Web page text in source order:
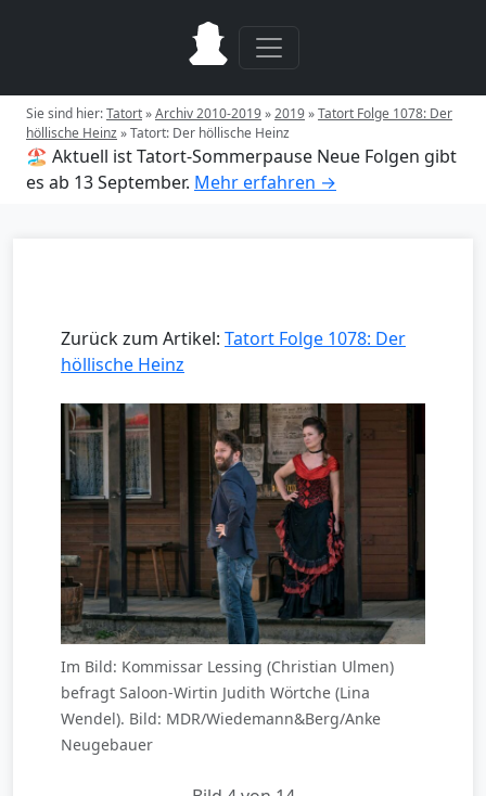
Sie sind hier:Tatort»Archiv 2010-2019»2019»Tatort Folge 1078: Der
höllische Heinz»Tatort: Der höllische Heinz
🏖️ Aktuell ist Tatort-Sommerpause Neue Folgen gibt
es ab 13 September. Mehr erfahren →
Zurück zum Artikel: Tatort Folge 1078: Der
höllische Heinz
Im Bild: Kommissar Lessing (Christian Ulmen)
befragt Saloon-Wirtin Judith Wörtche (Lina
Wendel). Bild: MDR/Wiedemann&Berg/Anke
Neugebauer